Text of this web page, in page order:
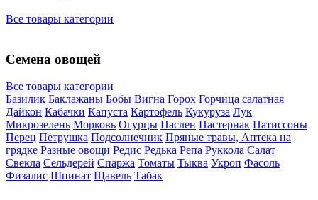
Все товары категории
Семена овощей
Все товары категории
Базилик Баклажаны Бобы Вигна Горох Горчица салатная
Дайкон Кабачки Капуста Картофель Кукуруза Лук
Микрозелень Морковь Огурцы Паслен Пастернак Патиссоны
Перец Петрушка Подсолнечник Пряные травы, Аптека на
грядке Разные овощи Редис Редька Репа Руккола Салат
Свекла Сельдерей Спаржа Томаты Тыква Укроп Фасоль
Физалис Шпинат Щавель Табак